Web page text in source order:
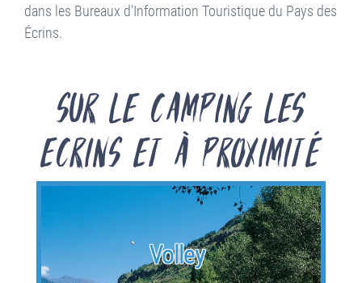
dans les Bureaux d’Information Touristique du Pays des
Écrins.
Sur le Camping les
Ecrins et à proximité
Volley